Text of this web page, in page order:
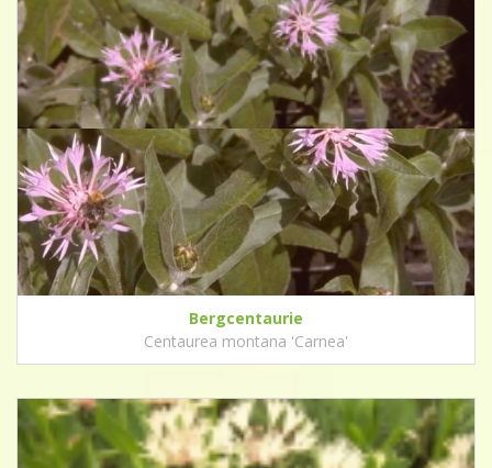
Bergcentaurie
Centaurea montana 'Carnea'